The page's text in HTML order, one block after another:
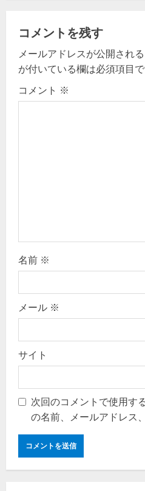
v
i
g
コメントを残す
メールアドレスが公開され
が付いている欄は必須項目
コメント ※
名前 ※
メール ※
サイト
次回のコメントで使用す
の名前、メールアドレス